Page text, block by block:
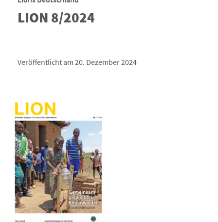
LION 8/2024
Veröffentlicht am 20. Dezember 2024